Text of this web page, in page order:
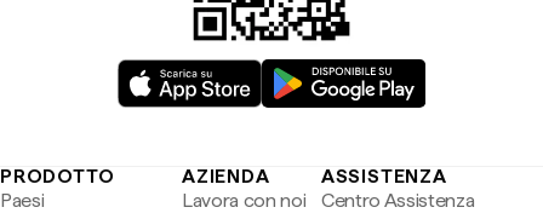
PRODOTTO
Paesi
AZIENDA
Lavora con noi
ASSISTENZA
Centro Assistenza